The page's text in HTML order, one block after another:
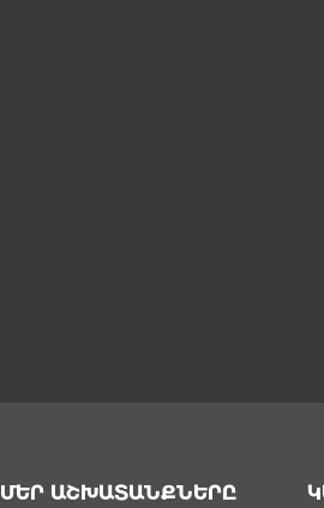
ՄԵՐ ԱՇԽԱՏԱՆՔՆԵՐԸ